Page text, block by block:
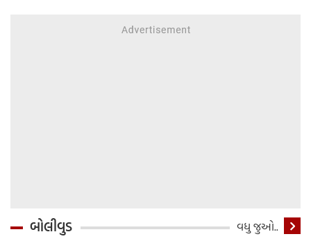
બોલીવુડ વધુ જુઓ..